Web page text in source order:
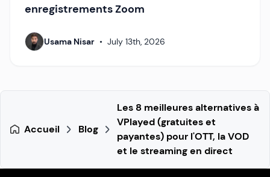
enregistrements Zoom
Usama Nisar • July 13th, 2026
Accueil Blog
Les 8 meilleures alternatives à
VPlayed (gratuites et
payantes) pour l'OTT, la VOD
et le streaming en direct